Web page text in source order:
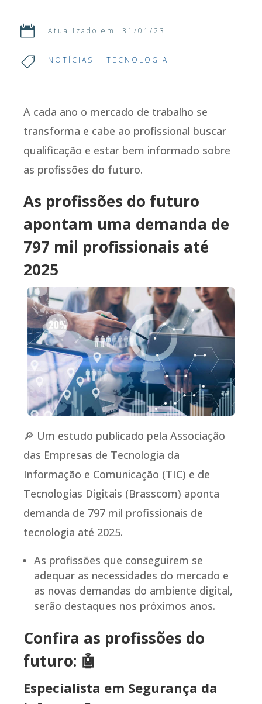
 Atualizado em: 31/01/23
 NOTÍCIAS | TECNOLOGIA
A cada ano o mercado de trabalho se
transforma e cabe ao profissional buscar
qualificação e estar bem informado sobre
as profissões do futuro.
As profissões do futuro
apontam uma demanda de
797 mil profissionais até
2025
🔎 Um estudo publicado pela Associação
das Empresas de Tecnologia da
Informação e Comunicação (TIC) e de
Tecnologias Digitais (Brasscom) aponta
demanda de 797 mil profissionais de
tecnologia até 2025.
As profissões que conseguirem se
adequar as necessidades do mercado e
as novas demandas do ambiente digital,
serão destaques nos próximos anos.
Confira as profissões do
futuro: 🤖
Especialista em Segurança da